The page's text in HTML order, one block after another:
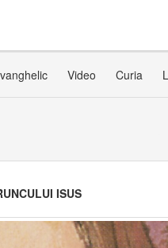
Video Curia
ISUS